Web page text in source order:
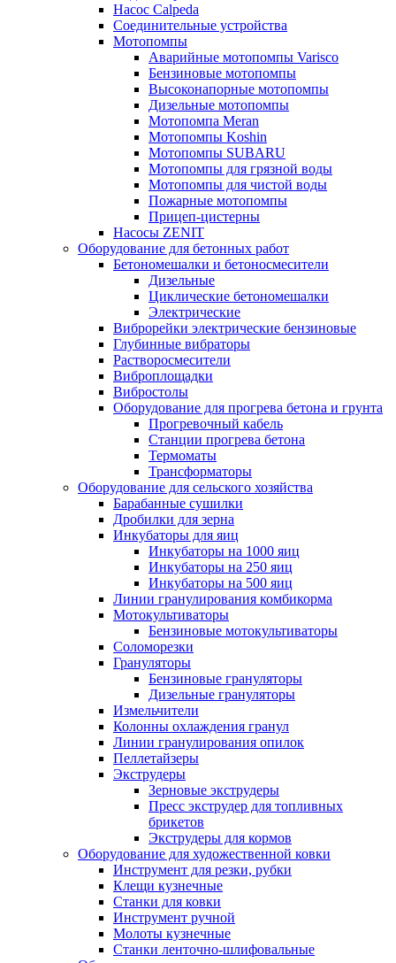
Насос Calpeda
Соединительные устройства
Мотопомпы
Аварийные мотопомпы Varisco
Бензиновые мотопомпы
Высоконапорные мотопомпы
Дизельные мотопомпы
Мотопомпа Meran
Мотопомпы Koshin
Мотопомпы SUBARU
Мотопомпы для грязной воды
Мотопомпы для чистой воды
Пожарные мотопомпы
Прицеп-цистерны
Насосы ZENIT
Оборудование для бетонных работ
Бетономешалки и бетоносмесители
Дизельные
Циклические бетономешалки
Электрические
Виброрейки электрические бензиновые
Глубинные вибраторы
Растворосмесители
Виброплощадки
Вибростолы
Оборудование для прогрева бетона и грунта
Прогревочный кабель
Станции прогрева бетона
Термоматы
Трансформаторы
Оборудование для сельского хозяйства
Барабанные сушилки
Дробилки для зерна
Инкубаторы для яиц
Инкубаторы на 1000 яиц
Инкубаторы на 250 яиц
Инкубаторы на 500 яиц
Линии гранулирования комбикорма
Мотокультиваторы
Бензиновые мотокультиваторы
Соломорезки
Грануляторы
Бензиновые грануляторы
Дизельные грануляторы
Измельчители
Колонны охлаждения гранул
Линии гранулирования опилок
Пеллетайзеры
Экструдеры
Зерновые экструдеры
Пресс экструдер для топливных
брикетов
Экструдеры для кормов
Оборудование для художественной ковки
Инструмент для резки, рубки
Клещи кузнечные
Станки для ковки
Инструмент ручной
Молоты кузнечные
Станки ленточно-шлифовальные